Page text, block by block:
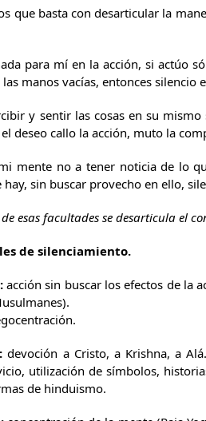
que basta con desarticular la
para mí en la acción, si actúo
manos vacías, entonces
y sentir las cosas en su
deseo callo la acción, muto la
mente no a tener noticia de lo
hay, sin buscar provecho en ello,
esas facultades se desarticula el
de silenciamiento.
acción sin buscar los efectos de la
devoción a Cristo, a Krishna, a
utilización de símbolos,
de hinduismo.